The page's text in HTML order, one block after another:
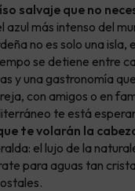
salvaje que no
azul más intenso del
no es solo una isla,
se detiene entre
y una gastronomía
con amigos o en
te está
te volarán la
el lujo de la
para aguas tan